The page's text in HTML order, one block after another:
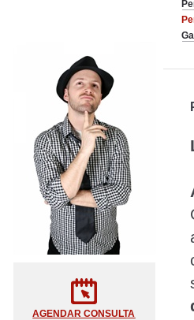
AGENDAR CONSULTA